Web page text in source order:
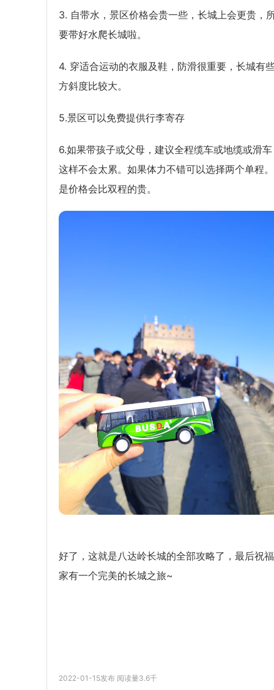
3. 自带水，景区价格会贵一些，长城上会更贵，
要带好水爬长城啦。
4. 穿适合运动的衣服及鞋，防滑很重要，长城有
方斜度比较大。
5.景区可以免费提供行李寄存
6.如果带孩子或父母，建议全程缆车或地缆或滑
这样不会太累。如果体力不错可以选择两个单程
是价格会比双程的贵。
好了，这就是八达岭长城的全部攻略了，最后祝
家有一个完美的长城之旅~
2022-01-15发布 阅读量3.6千